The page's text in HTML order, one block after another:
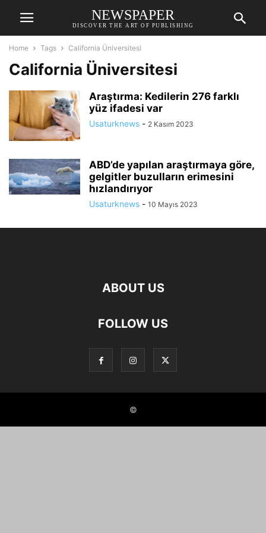
NEWSPAPER
DISCOVER THE ART OF PUBLISHING
Home Tags California Üniversitesi
California Üniversitesi
Araştırma: Kedilerin 276 farklı
yüz ifadesi var
Usaturknews - 2 Kasım 2023
ABD’de yapılan araştırmaya göre,
gelgitler buzulların erimesini
hızlandırıyor
Usaturknews - 10 Mayıs 2023
ABOUT US
FOLLOW US
©